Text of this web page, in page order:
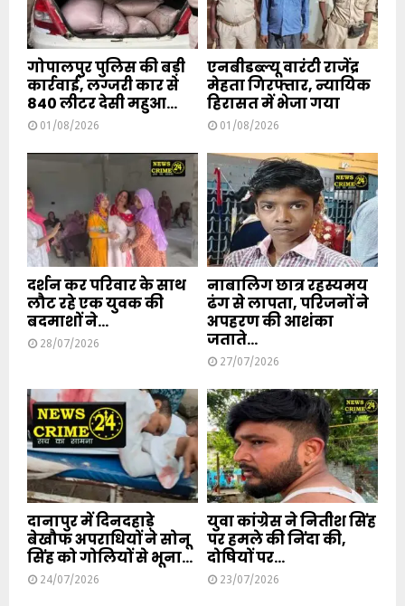
गोपालपुर पुलिस की बड़ी
कार्रवाई, लग्जरी कार से
840 लीटर देसी महुआ...
01/08/2026
एनबीडब्ल्यू वारंटी राजेंद्र
मेहता गिरफ्तार, न्यायिक
हिरासत में भेजा गया
01/08/2026
दर्शन कर परिवार के साथ
लौट रहे एक युवक की
बदमाशों ने...
28/07/2026
नाबालिग छात्र रहस्यमय
ढंग से लापता, परिजनों ने
अपहरण की आशंका
जताते...
27/07/2026
दानापुर में दिनदहाड़े
बेखौफ अपराधियों ने सोनू
सिंह को गोलियों से भूना...
24/07/2026
युवा कांग्रेस ने नितीश सिंह
पर हमले की निंदा की,
दोषियों पर...
23/07/2026